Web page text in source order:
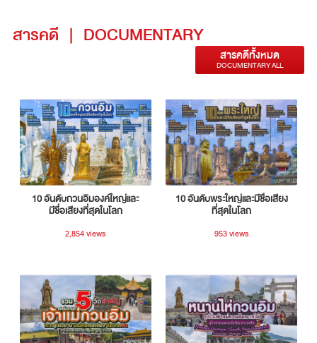
สารคดี | DOCUMENTARY
สารคดีทั้งหมด
DOCUMENTARY ALL
10 อันดับกวนอิมองค์ใหญ่และ
มีชื่อเสียงที่สุดในโลก
2,854 views
10 อันดับพระใหญ่และมีชื่อเสียง
ที่สุดในโลก
953 views